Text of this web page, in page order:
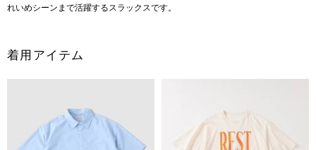
れいめシーンまで活躍するスラックスです。
着用アイテム